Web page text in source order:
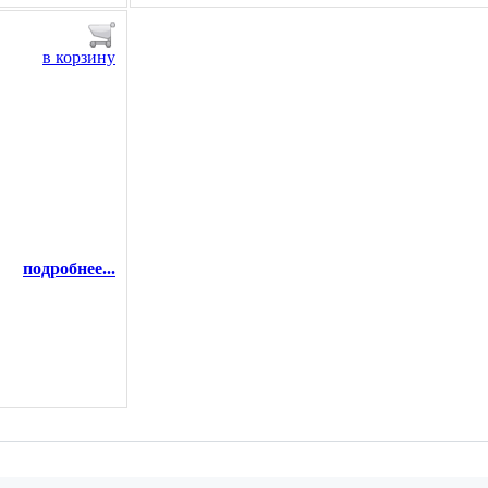
в корзину
подробнее...